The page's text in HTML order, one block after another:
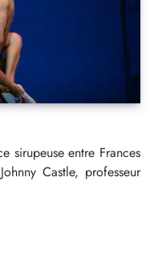
sirupeuse entre Frances
Castle, professeur